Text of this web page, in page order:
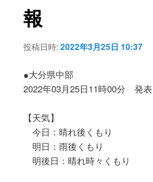
ョ
ン
報
投稿日時:2022年3月25日 10:37
●大分県中部
2022年03月25日11時00分 発表
【天気】
今日：晴れ後くもり
明日：雨後くもり
明後日：晴れ時々くもり